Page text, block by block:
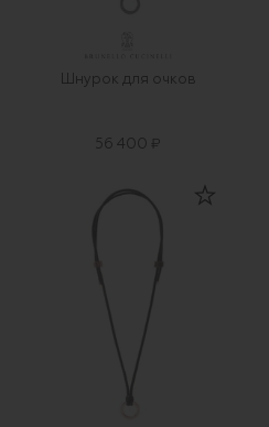
Шнурок для очков
56 400 ₽